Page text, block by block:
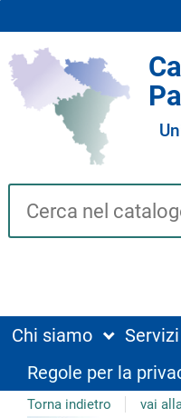
Cerca su "Catalogo"
Chi siamo Servizi
Regole per la
Torna indietro vai